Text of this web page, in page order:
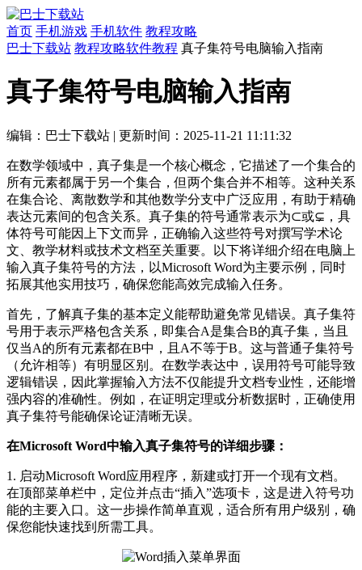
首页 手机游戏 手机软件 教程攻略
巴士下载站 教程攻略软件教程 真子集符号电脑输入指南
真子集符号电脑输入指南
编辑：巴士下载站 | 更新时间：2025-11-21 11:11:32
在数学领域中，真子集是一个核心概念，它描述了一个集合的
所有元素都属于另一个集合，但两个集合并不相等。这种关系
在集合论、离散数学和其他数学分支中广泛应用，有助于精确
表达元素间的包含关系。真子集的符号通常表示为⊂或⊊，具
体符号可能因上下文而异，正确输入这些符号对撰写学术论
文、教学材料或技术文档至关重要。以下将详细介绍在电脑上
输入真子集符号的方法，以Microsoft Word为主要示例，同时
拓展其他实用技巧，确保您能高效完成输入任务。
首先，了解真子集的基本定义能帮助避免常见错误。真子集符
号用于表示严格包含关系，即集合A是集合B的真子集，当且
仅当A的所有元素都在B中，且A不等于B。这与普通子集符号
（允许相等）有明显区别。在数学表达中，误用符号可能导致
逻辑错误，因此掌握输入方法不仅能提升文档专业性，还能增
强内容的准确性。例如，在证明定理或分析数据时，正确使用
真子集符号能确保论证清晰无误。
在Microsoft Word中输入真子集符号的详细步骤：
1. 启动Microsoft Word应用程序，新建或打开一个现有文档。
在顶部菜单栏中，定位并点击“插入”选项卡，这是进入符号功
能的主要入口。这一步操作简单直观，适合所有用户级别，确
保您能快速找到所需工具。